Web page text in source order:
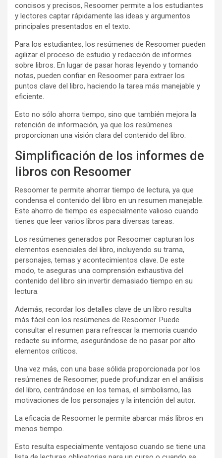
concisos y precisos, Resoomer permite a los estudiantes
y lectores captar rápidamente las ideas y argumentos
principales presentados en el texto.
Para los estudiantes, los resúmenes de Resoomer pueden
agilizar el proceso de estudio y redacción de informes
sobre libros. En lugar de pasar horas leyendo y tomando
notas, pueden confiar en Resoomer para extraer los
puntos clave del libro, haciendo la tarea más manejable y
eficiente.
Esto no sólo ahorra tiempo, sino que también mejora la
retención de información, ya que los resúmenes
proporcionan una visión clara del contenido del libro.
Simplificación de los informes de
libros con Resoomer
Resoomer te permite ahorrar tiempo de lectura, ya que
condensa el contenido del libro en un resumen manejable.
Este ahorro de tiempo es especialmente valioso cuando
tienes que leer varios libros para diversas tareas.
Los resúmenes generados por Resoomer capturan los
elementos esenciales del libro, incluyendo su trama,
personajes, temas y acontecimientos clave. De este
modo, te aseguras una comprensión exhaustiva del
contenido del libro sin invertir demasiado tiempo en su
lectura.
Además, recordar los detalles clave de un libro resulta
más fácil con los resúmenes de Resoomer. Puede
consultar el resumen para refrescar la memoria cuando
redacte su informe, asegurándose de no pasar por alto
elementos críticos.
Una vez más, con una base sólida proporcionada por los
resúmenes de Resoomer, puede profundizar en el análisis
del libro, centrándose en los temas, el simbolismo, las
motivaciones de los personajes y la intención del autor.
La eficacia de Resoomer le permite abarcar más libros en
menos tiempo.
Esto resulta especialmente ventajoso cuando se tiene una